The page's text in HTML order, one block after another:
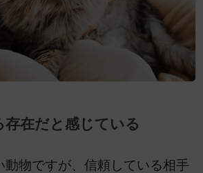
存在だと感じている
動物ですが、信頼している相手